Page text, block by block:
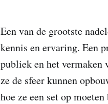
Een van de grootste
kennis en ervaring. Een
publiek en het vermaken
ze de sfeer kunnen
hoe ze een set op